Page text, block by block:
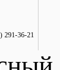
291-36-21